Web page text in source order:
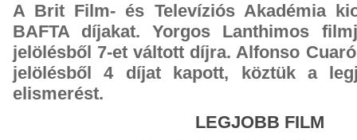
A Brit Film- és Televíziós Akadémia
BAFTA díjakat. Yorgos Lanthimos
jelölésből 7-et váltott díjra. Alfonso
jelölésből 4 díjat kapott, köztük a
elismerést.
LEGJOBB FILM